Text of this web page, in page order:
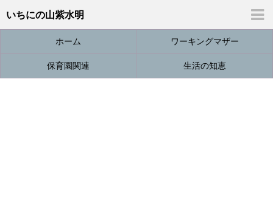
いちにの山紫水明
ホーム ワーキングマザー
保育園関連 生活の知恵